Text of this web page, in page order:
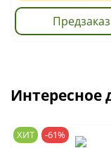
Предзаказ
Интересное
ХИТ -61%